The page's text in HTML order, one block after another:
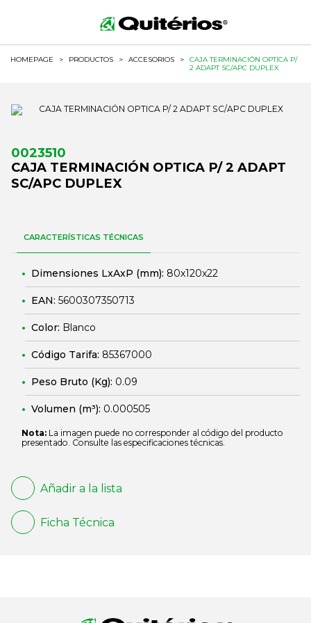
HOMEPAGE > PRODUCTOS > ACCESORIOS >
CAJA TERMINACIÓN OPTICA P/
2 ADAPT SC/APC DUPLEX
0023510
CAJA TERMINACIÓN OPTICA P/ 2 ADAPT
SC/APC DUPLEX
CARACTERÍSTICAS TÉCNICAS
Dimensiones LxAxP (mm): 80x120x22
EAN: 5600307350713
Color: Blanco
Código Tarifa: 85367000
Peso Bruto (Kg): 0.09
Volumen (m³): 0.000505
Nota: La imagen puede no corresponder al código del producto
presentado. Consulte las especificaciones técnicas.
Añadir a la lista
Ficha Técnica